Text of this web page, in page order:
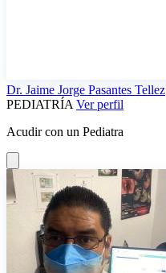
Dr. Jaime Jorge Pasantes Tellez
PEDIATRÍA Ver perfil
Acudir con un Pediatra